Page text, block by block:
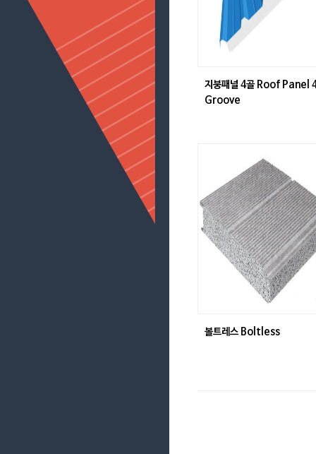
지붕패널 4골 Roof Panel
Groove
볼트레스 Boltless